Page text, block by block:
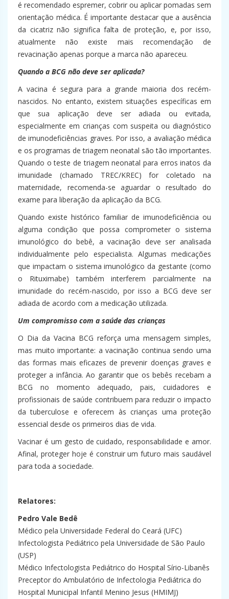
é recomendado espremer, cobrir ou aplicar pomadas sem
orientação médica. É importante destacar que a ausência
da cicatriz não significa falta de proteção, e, por isso,
atualmente não existe mais recomendação de
revacinação apenas porque a marca não apareceu.
Quando a BCG não deve ser aplicada?
A vacina é segura para a grande maioria dos recém-
nascidos. No entanto, existem situações específicas em
que sua aplicação deve ser adiada ou evitada,
especialmente em crianças com suspeita ou diagnóstico
de imunodeficiências graves. Por isso, a avaliação médica
e os programas de triagem neonatal são tão importantes.
Quando o teste de triagem neonatal para erros inatos da
imunidade (chamado TREC/KREC) for coletado na
maternidade, recomenda-se aguardar o resultado do
exame para liberação da aplicação da BCG.
Quando existe histórico familiar de imunodeficiência ou
alguma condição que possa comprometer o sistema
imunológico do bebê, a vacinação deve ser analisada
individualmente pelo especialista. Algumas medicações
que impactam o sistema imunológico da gestante (como
o Rituximabe) também interferem parcialmente na
imunidade do recém-nascido, por isso a BCG deve ser
adiada de acordo com a medicação utilizada.
Um compromisso com a saúde das crianças
O Dia da Vacina BCG reforça uma mensagem simples,
mas muito importante: a vacinação continua sendo uma
das formas mais eficazes de prevenir doenças graves e
proteger a infância. Ao garantir que os bebês recebam a
BCG no momento adequado, pais, cuidadores e
profissionais de saúde contribuem para reduzir o impacto
da tuberculose e oferecem às crianças uma proteção
essencial desde os primeiros dias de vida.
Vacinar é um gesto de cuidado, responsabilidade e amor.
Afinal, proteger hoje é construir um futuro mais saudável
para toda a sociedade.
Relatores:
Pedro Vale Bedê
Médico pela Universidade Federal do Ceará (UFC)
Infectologista Pediátrico pela Universidade de São Paulo
(USP)
Médico Infectologista Pediátrico do Hospital Sírio-Libanês
Preceptor do Ambulatório de Infectologia Pediátrica do
Hospital Municipal Infantil Menino Jesus (HMIMJ)